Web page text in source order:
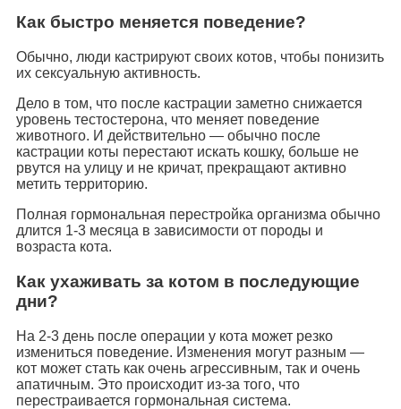
Как быстро меняется поведение?
Обычно, люди кастрируют своих котов, чтобы понизить
их сексуальную активность.
Дело в том, что после кастрации заметно снижается
уровень тестостерона, что меняет поведение
животного. И действительно — обычно после
кастрации коты перестают искать кошку, больше не
рвутся на улицу и не кричат, прекращают активно
метить территорию.
Полная гормональная перестройка организма обычно
длится 1-3 месяца в зависимости от породы и
возраста кота.
Как ухаживать за котом в последующие
дни?
На 2-3 день после операции у кота может резко
измениться поведение. Изменения могут разным —
кот может стать как очень агрессивным, так и очень
апатичным. Это происходит из-за того, что
перестраивается гормональная система.